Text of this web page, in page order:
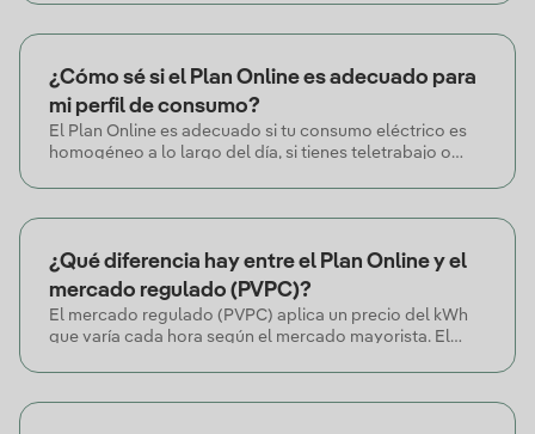
práctica totalidad de los hogares.
¿Cómo sé si el Plan Online es adecuado para
mi perfil de consumo?
El Plan Online es adecuado si tu consumo eléctrico es
homogéneo a lo largo del día, si tienes teletrabajo o
histórico anual de consumo y su distribución horaria es
¿Qué diferencia hay entre el Plan Online y el
mercado regulado (PVPC)?
El mercado regulado (PVPC) aplica un precio del kWh
que varía cada hora según el mercado mayorista. El
condiciones contractuales durante 12 meses, evitando